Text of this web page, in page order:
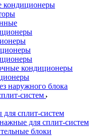
кондиционеры
кондиционеры
наружного блока
систем
для сплит-систем
для сплит-систем
блоки